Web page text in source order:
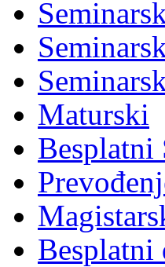
Maturski
Besplatni